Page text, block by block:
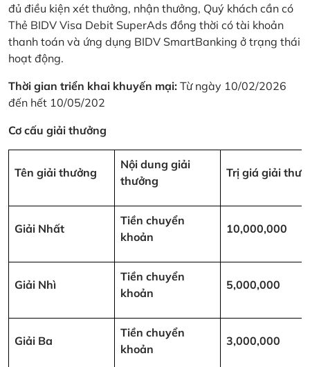
đủ điều kiện xét thưởng, nhận thưởng, Quý khách cần có
Thẻ BIDV Visa Debit SuperAds đồng thời có tài khoản
thanh toán và ứng dụng BIDV SmartBanking ở trạng thái
hoạt động.
Thời gian triển khai khuyến mại: Từ ngày 10/02/2026
đến hết 10/05/202
Cơ cấu giải thưởng
Tên giải thưởng
Nội dung giải
thưởng
Trị giá giải
Giải Nhất
Tiền chuyển
khoản
10,000,000
Giải Nhì
Tiền chuyển
khoản
5,000,000
Giải Ba
Tiền chuyển
khoản
3,000,000